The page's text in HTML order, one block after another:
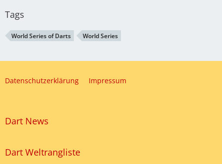
Tags
World Series of Darts World Series
Datenschutzerklärung Impressum
Dart News
Dart Weltrangliste